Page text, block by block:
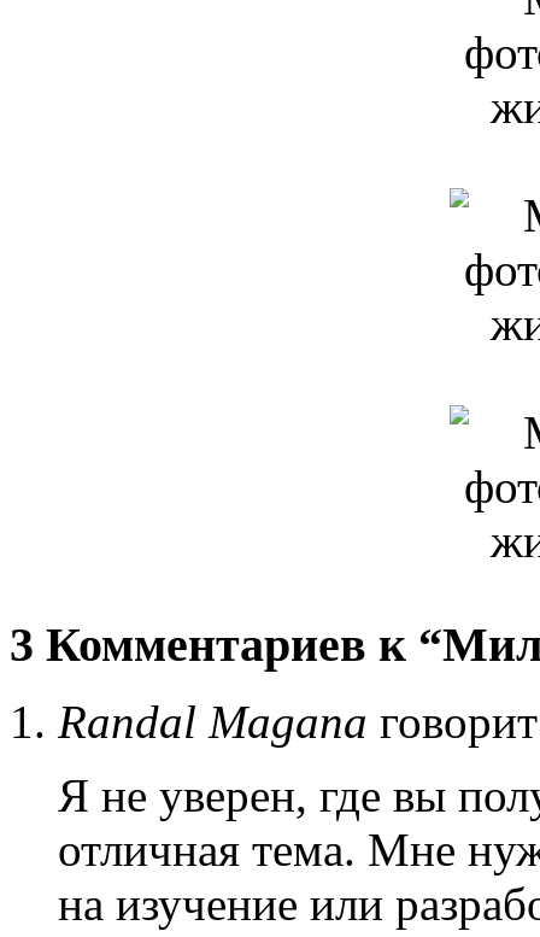
3 Комментариев к
Randal Magana
Я не уверен, где вы
отличная тема. Мне
на изучение или